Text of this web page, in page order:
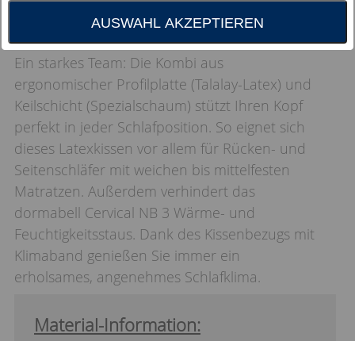
Ein starkes Team: Die Kombi aus
ergonomischer Profilplatte (Talalay-Latex) und
Keilschicht (Spezialschaum) stützt Ihren Kopf
perfekt in jeder Schlafposition. So eignet sich
dieses Latexkissen vor allem für Rücken- und
Seitenschläfer mit weichen bis mittelfesten
Matratzen. Außerdem verhindert das
dormabell Cervical NB 3 Wärme- und
Feuchtigkeitsstaus. Dank des Kissenbezugs mit
Klimaband genießen Sie immer ein
erholsames, angenehmes Schlafklima.
Material-Information:
AUSWAHL AKZEPTIEREN